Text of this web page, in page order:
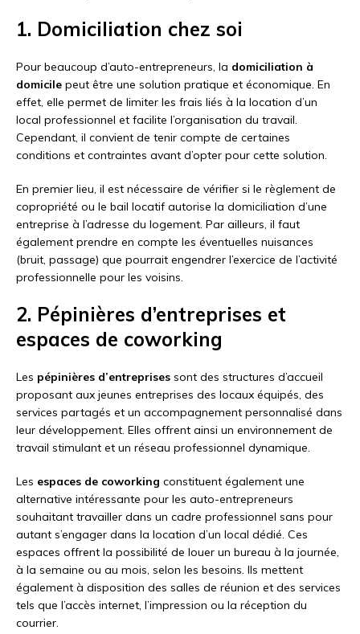
1. Domiciliation chez soi
Pour beaucoup d’auto-entrepreneurs, la domiciliation à
domicile peut être une solution pratique et économique. En
effet, elle permet de limiter les frais liés à la location d’un
local professionnel et facilite l’organisation du travail.
Cependant, il convient de tenir compte de certaines
conditions et contraintes avant d’opter pour cette solution.
En premier lieu, il est nécessaire de vérifier si le règlement de
copropriété ou le bail locatif autorise la domiciliation d’une
entreprise à l’adresse du logement. Par ailleurs, il faut
également prendre en compte les éventuelles nuisances
(bruit, passage) que pourrait engendrer l’exercice de l’activité
professionnelle pour les voisins.
2. Pépinières d’entreprises et
espaces de coworking
Les pépinières d’entreprises sont des structures d’accueil
proposant aux jeunes entreprises des locaux équipés, des
services partagés et un accompagnement personnalisé dans
leur développement. Elles offrent ainsi un environnement de
travail stimulant et un réseau professionnel dynamique.
Les espaces de coworking constituent également une
alternative intéressante pour les auto-entrepreneurs
souhaitant travailler dans un cadre professionnel sans pour
autant s’engager dans la location d’un local dédié. Ces
espaces offrent la possibilité de louer un bureau à la journée,
à la semaine ou au mois, selon les besoins. Ils mettent
également à disposition des salles de réunion et des services
tels que l’accès internet, l’impression ou la réception du
courrier.